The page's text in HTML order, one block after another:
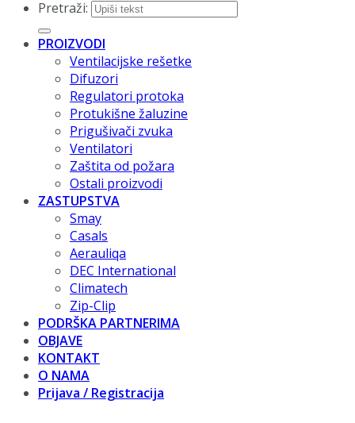
Pretraži:
PROIZVODI
Ventilacijske rešetke
Difuzori
Regulatori protoka
Protukišne žaluzine
Prigušivači zvuka
Ventilatori
Zaštita od požara
Ostali proizvodi
ZASTUPSTVA
Smay
Casals
Aerauliqa
DEC International
Climatech
Zip-Clip
PODRŠKA PARTNERIMA
OBJAVE
KONTAKT
O NAMA
Prijava / Registracija